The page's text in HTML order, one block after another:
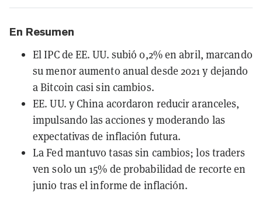
En Resumen
El IPC de EE. UU. subió 0,2% en abril, marcando
su menor aumento anual desde 2021 y dejando
a Bitcoin casi sin cambios.
EE. UU. y China acordaron reducir aranceles,
impulsando las acciones y moderando las
expectativas de inflación futura.
La Fed mantuvo tasas sin cambios; los traders
ven solo un 15% de probabilidad de recorte en
junio tras el informe de inflación.